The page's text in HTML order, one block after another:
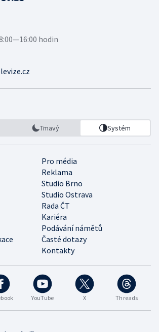
hodin
Tmavý Systém
Pro média
Reklama
Studio Brno
Studio Ostrava
Rada ČT
Kariéra
Podávání námětů
Časté dotazy
Kontakty
YouTube X Threads